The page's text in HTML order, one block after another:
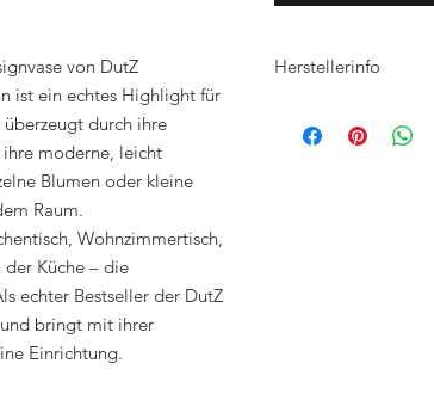
von DutZ
ist ein echtes Highlight für
durch ihre
moderne, leicht
Blumen oder kleine
Raum.
Wohnzimmertisch,
Küche – die
echter Bestseller der DutZ
bringt mit ihrer
Einrichtung.
Herstellerinfo
Postanschrift: